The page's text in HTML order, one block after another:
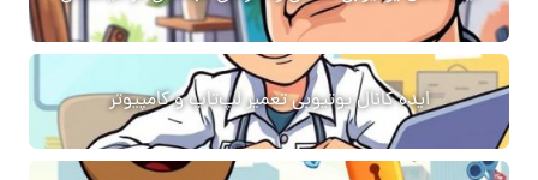
ایده کانال یوتیوبی تعمیر لپ‌تاپ و کامپیوتر